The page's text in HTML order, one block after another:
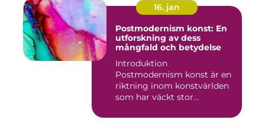
16. jan
Postmodernism konst: En
utforskning av dess
mångfald och betydelse
Introduktion
Postmodernism konst är en
riktning inom konstvärlden
som har väckt stor